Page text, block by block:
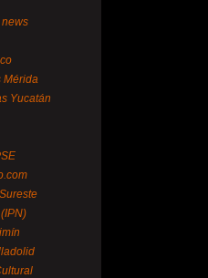
news
Mérida
Yucatán